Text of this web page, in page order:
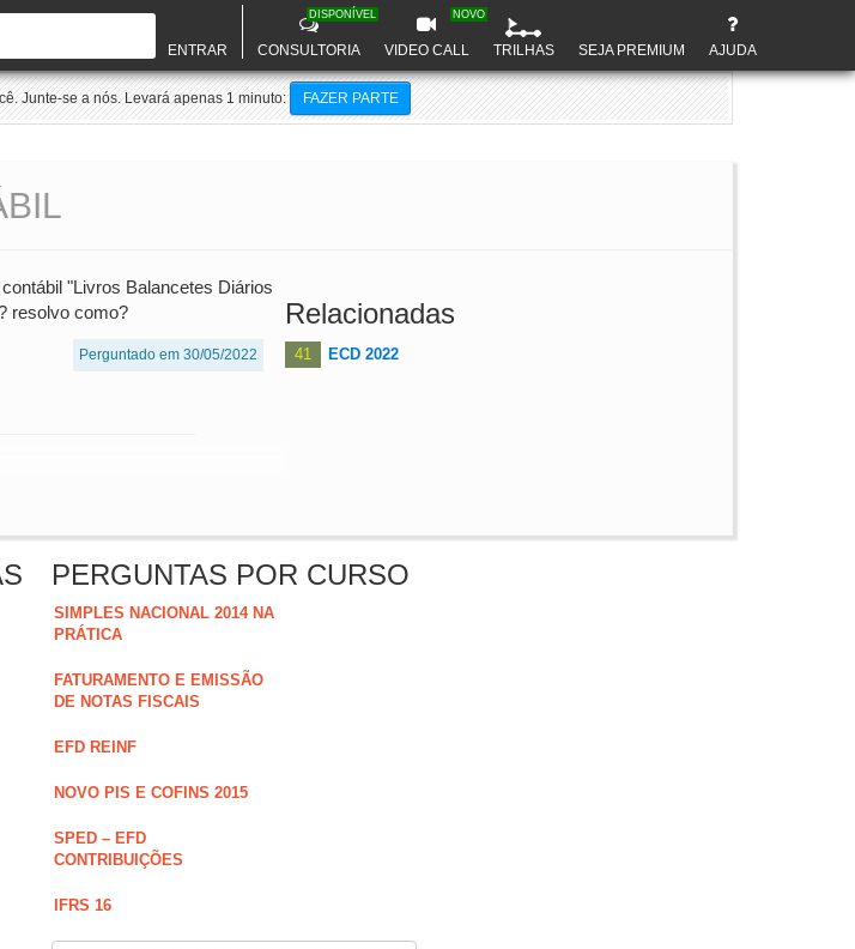
ENTRAR CONSULTORIA
DISPONÍVEL
VIDEO CALL
NOVO
TRILHAS SEJA PREMIUM AJUDA
Junte-se a nós. Levará apenas 1 minuto: FAZER PARTE
"Livros Balancetes Diários
resolvo como?
Perguntado em 30/05/2022
Relacionadas
41 ECD 2022
PERGUNTAS POR CURSO
SIMPLES NACIONAL 2014 NA
PRÁTICA
FATURAMENTO E EMISSÃO
DE NOTAS FISCAIS
EFD REINF
NOVO PIS E COFINS 2015
SPED – EFD
CONTRIBUIÇÕES
IFRS 16